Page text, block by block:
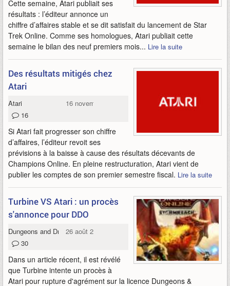
Cette semaine, Atari publiait ses
résultats : l’éditeur annonce un
chiffre d’affaires stable et se dit satisfait du lancement de Star
Trek Online. Comme ses homologues, Atari publiait cette
semaine le bilan des neuf premiers mois... Lire la suite
Des résultats mitigés chez
Atari
Atari
16 novembre 2009
16
Si Atari fait progresser son chiffre
d’affaires, l’éditeur revoit ses
prévisions à la baisse à cause des résultats décevants de
Champions Online. En pleine restructuration, Atari vient de
publier les comptes de son premier semestre fiscal. Lire la suite
Turbine VS Atari : un procès
s'annonce pour DDO
Dungeons and Dragons Online
26 août 2009
30
Dans un article récent, il est révélé
que Turbine intente un procès à
Atari pour rupture d'agrément sur la licence Dungeons &